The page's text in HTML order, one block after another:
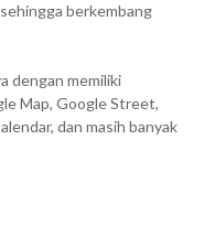
berkembang
dengan memiliki
Map, Google Street,
dan masih banyak